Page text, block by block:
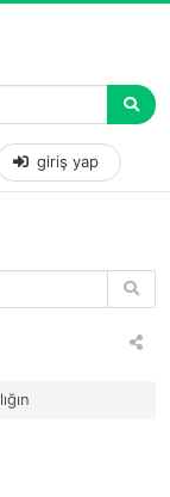
giriş yap